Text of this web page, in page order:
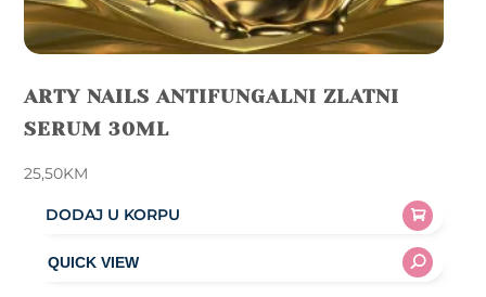
ARTY NAILS ANTIFUNGALNI ZLATNI
SERUM 30ML
25,50KM
DODAJ U KORPU